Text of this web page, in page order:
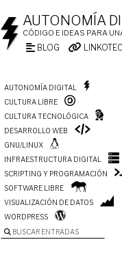
AUTONOMÍA
CÓDIGO E IDEAS PARA
BLOG
AUTONOMÍA DIGITAL
CULTURA LIBRE
CULTURA TECNOLÓGICA
DESARROLLO WEB
GNU/LINUX
INFRAESTRUCTURA DIGITAL
SCRIPTING Y PROGRAMACIÓN
SOFTWARE LIBRE
VISUALIZACIÓN DE DATOS
WORDPRESS
BUSCAR ENTRADAS